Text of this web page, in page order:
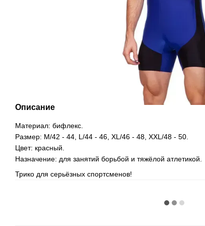
Описание
Материал: бифлекс.
Размер: M/42 - 44, L/44 - 46, XL/46 - 48, XXL/48 - 50.
Цвет: красный.
Назначение: для занятий борьбой и тяжёлой атлетикой.
Трико для серьёзных спортсменов!